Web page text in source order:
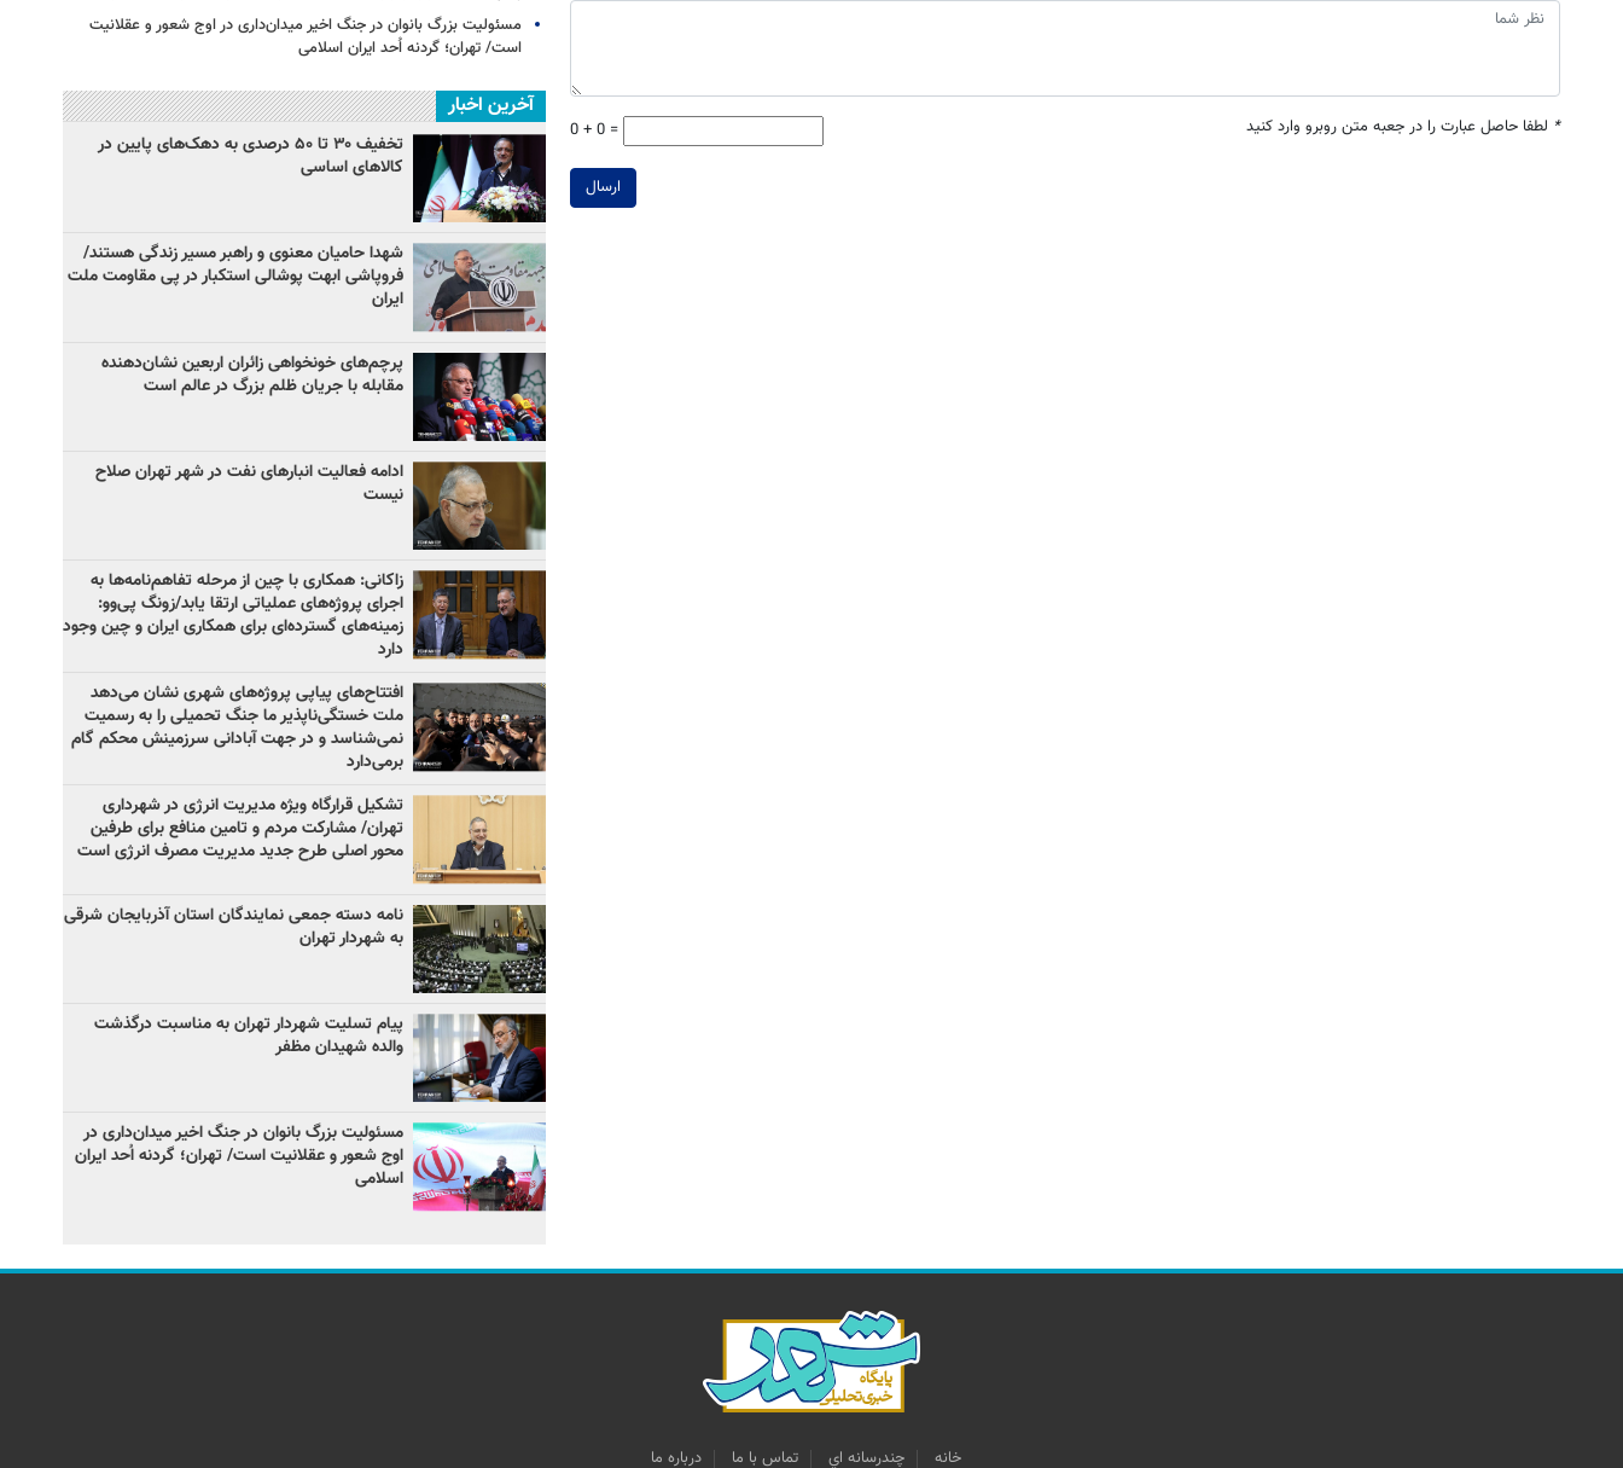
* لطفا حاصل عبارت را در جعبه متن روبرو وارد کنید 0 + 0 =
ارسال
مسئولیت بزرگ بانوان در جنگ اخیر میدان‌داری‌ در اوج شعور و عقلانیت
است/ تهران؛ گردنه اُحد ایران اسلامی
آخرین اخبار
تخفیف ۳۰ تا ۵۰ درصدی به دهک‌های پایین در
کالاهای اساسی
شهدا حامیان معنوی و راهبر مسیر زندگی هستند/
فروپاشی ابهت پوشالی استکبار در پی مقاومت ملت
ایران
پرچم‌های خونخواهی زائران اربعین نشان‌دهنده
مقابله با جریان ظلم بزرگ در عالم است
ادامه فعالیت انبارهای نفت در شهر تهران صلاح
نیست
زاکانی: همکاری با چین از مرحله تفاهم‌نامه‌ها به
اجرای پروژه‌های عملیاتی ارتقا یابد/زونگ پی‌وو:
زمینه‌های گسترده‌ای برای همکاری ایران و چین وجود
دارد
افتتاح‌های پیاپی پروژه‌های شهری نشان می‌دهد
ملت خستگی‌ناپذیر ما جنگ تحمیلی را به رسمیت
نمی‌شناسد و در جهت آبادانی سرزمینش محکم گام
برمی‌دارد
تشکیل قرارگاه ویژه مدیریت انرژی در شهرداری
تهران/ مشارکت مردم و تامین منافع برای طرفین
محور اصلی طرح جدید مدیریت مصرف انرژی است
نامه دسته جمعی نمایندگان استان آذربایجان شرقی
به شهردار تهران
پیام تسلیت شهردار تهران به مناسبت درگذشت
والده شهیدان مظفر
مسئولیت بزرگ بانوان در جنگ اخیر میدان‌داری‌ در
اوج شعور و عقلانیت است/ تهران؛ گردنه اُحد ایران
اسلامی
خانه چندرسانه اي تماس با ما درباره ما